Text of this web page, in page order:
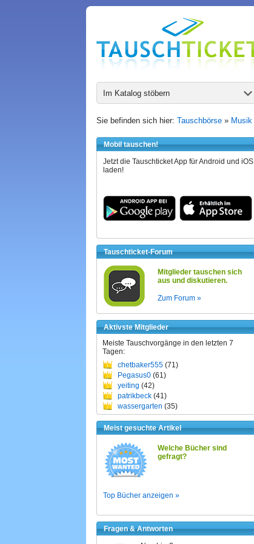
Im Katalog stöbern
Sie befinden sich hier: Tauschbörse » Musik
Mobil tauschen!
Jetzt die Tauschticket App für Android und iOS
laden!
Tauschticket-Forum
Mitglieder tauschen sich
aus und diskutieren.
Zum Forum »
Aktivste Mitglieder
Meiste Tauschvorgänge in den letzten 7
Tagen:
chetbaker555 (71)
Pegasus0 (61)
yeiting (42)
patrikbeck (41)
wassergarten (35)
Meist gesuchte Artikel
Welche Bücher sind
gefragt?
Top Bücher anzeigen »
Fragen & Antworten